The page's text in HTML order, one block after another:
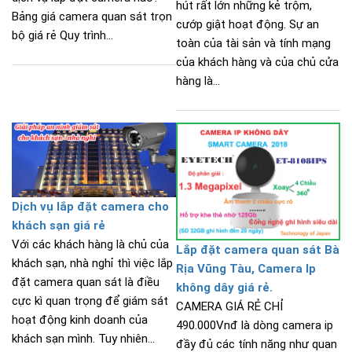
Bảng giá camera quan sát trọn
bộ giá rẻ Quy trình...
hút rất lớn những kẻ trộm,
cướp giật hoạt động. Sự an
toàn của tài sản và tính mạng
của khách hàng và của chủ cửa
hàng là...
Dịch vụ lắp đặt camera cho
khách sạn giá rẻ
Với các khách hàng là chủ của
khách sạn, nhà nghỉ thì việc lắp
đặt camera quan sát là điều
cực kì quan trọng để giám sát
hoạt động kinh doanh của
khách sạn mình. Tuy nhiên...
Lắp đặt camera quan sát Bà
Rịa Vũng Tàu, Camera Ip
không dây giá rẻ.
CAMERA GIÁ RẺ CHỈ
490.000Vnđ là dòng camera ip
đầy đủ các tính năng như quan